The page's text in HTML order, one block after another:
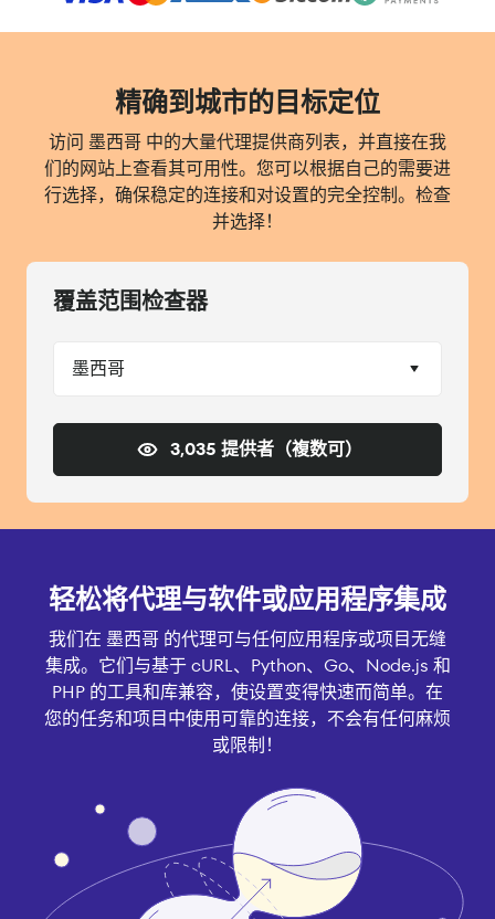
精确到城市的目标定位
访问 墨西哥 中的大量代理提供商列表，并直接在我
们的网站上查看其可用性。您可以根据自己的需要进
行选择，确保稳定的连接和对设置的完全控制。检查
并选择！
覆盖范围检查器
墨西哥
3,035 提供者（複数可）
轻松将代理与软件或应用程序集成
我们在 墨西哥 的代理可与任何应用程序或项目无缝
集成。它们与基于 cURL、Python、Go、Node.js 和
PHP 的工具和库兼容，使设置变得快速而简单。在
您的任务和项目中使用可靠的连接，不会有任何麻烦
或限制！